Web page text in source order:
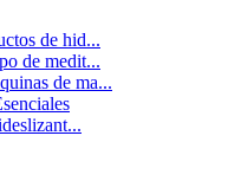
de hid...
de medit...
de ma...